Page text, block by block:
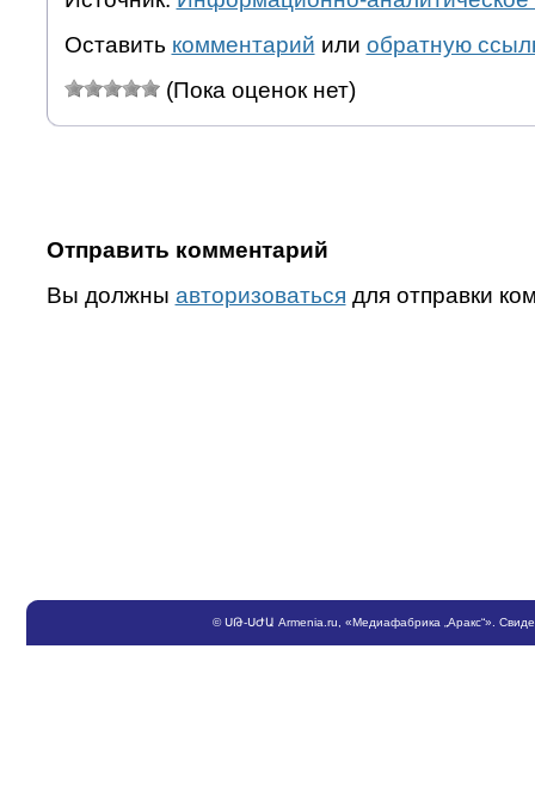
Оставить комментарий или обратную
(Пока оценок нет)
Отправить комментарий
Вы должны авторизоваться для отправки
©ՍԹ-ՍԺԱ Armenia.ru , «Медиафабрика „Аракс“».